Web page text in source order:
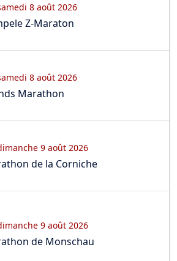
8 août 2026
Z-Maraton
8 août 2026
Marathon
9 août 2026
de la Corniche
9 août 2026
de Monschau